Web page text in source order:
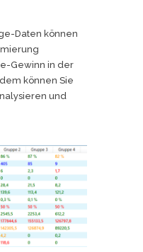
Daten können
Gewinn in der
können Sie
und